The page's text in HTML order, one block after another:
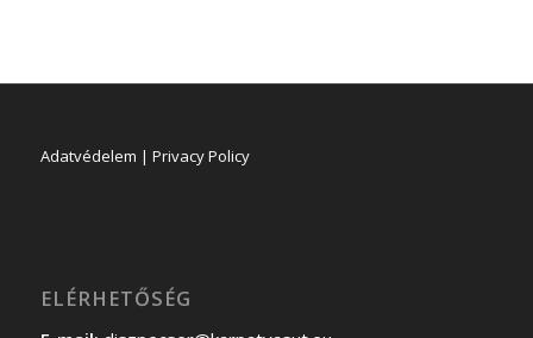
Adatvédelem | Privacy Policy
ELÉRHETŐSÉG